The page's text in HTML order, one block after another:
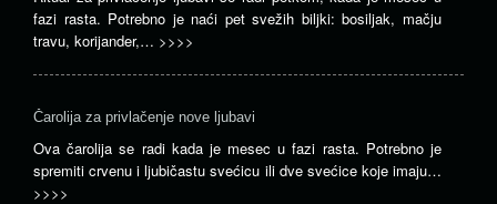
fazi rasta. Potrebno je naći pet svežih biljki: bosiljak, mačju
travu, korijander,… >>>>
Čarolija za privlačenje nove ljubavi
Ova čarolija se radi kada je mesec u fazi rasta. Potrebno je
spremiti crvenu i ljubičastu svećicu ili dve svećice koje imaju…
>>>>